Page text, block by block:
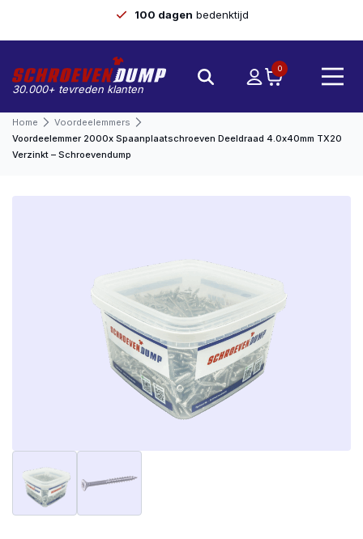
100 dagen bedenktijd
30.000+ tevreden klanten
0
Home
Voordeelemmers
Voordeelemmer 2000x Spaanplaatschroeven Deeldraad 4.0x40mm TX20
Verzinkt – Schroevendump